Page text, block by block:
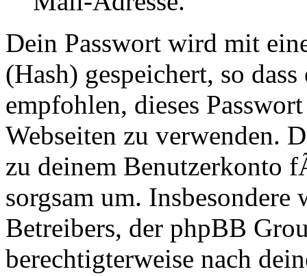
Dein Passwort wird mit
(Hash) gespeichert, so
empfohlen, dieses
Webseiten zu verwenden.
zu deinem Benutzerkonto
sorgsam um.
Betreibers, der phpBB
berechtigterweise nach